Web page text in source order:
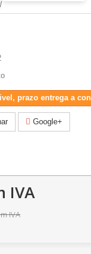
prazo entrega a
Google+
IVA
IVA